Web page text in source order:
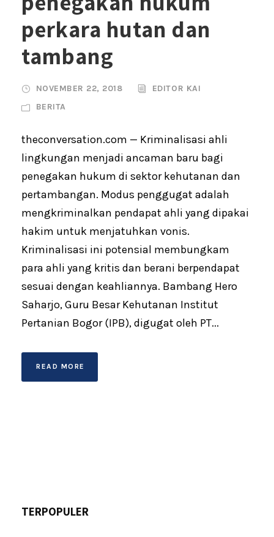
perkara hutan dan
tambang
NOVEMBER 22, 2018
EDITOR KAI
BERITA
theconversation.com — Kriminalisasi ahli
lingkungan menjadi ancaman baru bagi
penegakan hukum di sektor kehutanan dan
pertambangan. Modus penggugat adalah
mengkriminalkan pendapat ahli yang dipakai
hakim untuk menjatuhkan vonis.
Kriminalisasi ini potensial membungkam
para ahli yang kritis dan berani berpendapat
sesuai dengan keahliannya. Bambang Hero
Saharjo, Guru Besar Kehutanan Institut
Pertanian Bogor (IPB), digugat oleh PT...
READ MORE
TERPOPULER